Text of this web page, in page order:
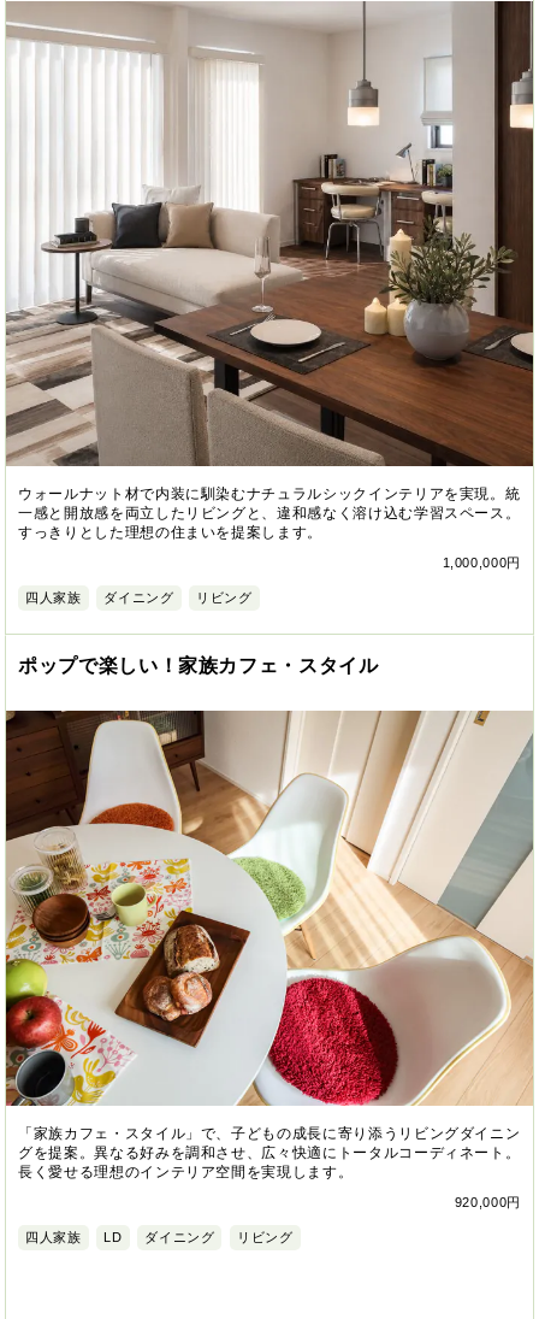
ウォールナット材で内装に馴染むナチュラルシックインテリアを実現。統
一感と開放感を両立したリビングと、違和感なく溶け込む学習スペース。
すっきりとした理想の住まいを提案します。
1,000,000円
四人家族 ダイニング リビング
ポップで楽しい！家族カフェ・スタイル
「家族カフェ・スタイル」で、子どもの成長に寄り添うリビングダイニン
グを提案。異なる好みを調和させ、広々快適にトータルコーディネート。
長く愛せる理想のインテリア空間を実現します。
920,000円
四人家族 LD ダイニング リビング